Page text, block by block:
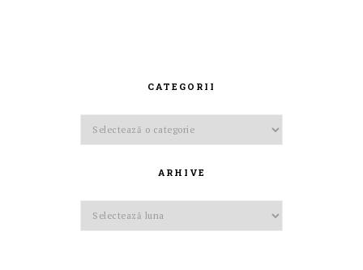
CATEGORII
Categorii
ARHIVE
Arhive